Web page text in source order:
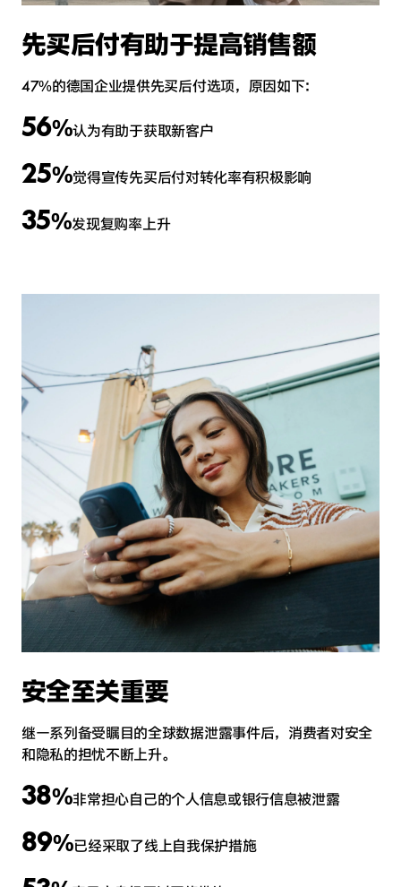
先买后付有助于提高销售额
47%的德国企业提供先买后付选项，原因如下：
56%认为有助于获取新客户
25%觉得宣传先买后付对转化率有积极影响
35%发现复购率上升
安全至关重要
继一系列备受瞩目的全球数据泄露事件后，消费者对安全
和隐私的担忧不断上升。
38%非常担心自己的个人信息或银行信息被泄露
89%已经采取了线上自我保护措施